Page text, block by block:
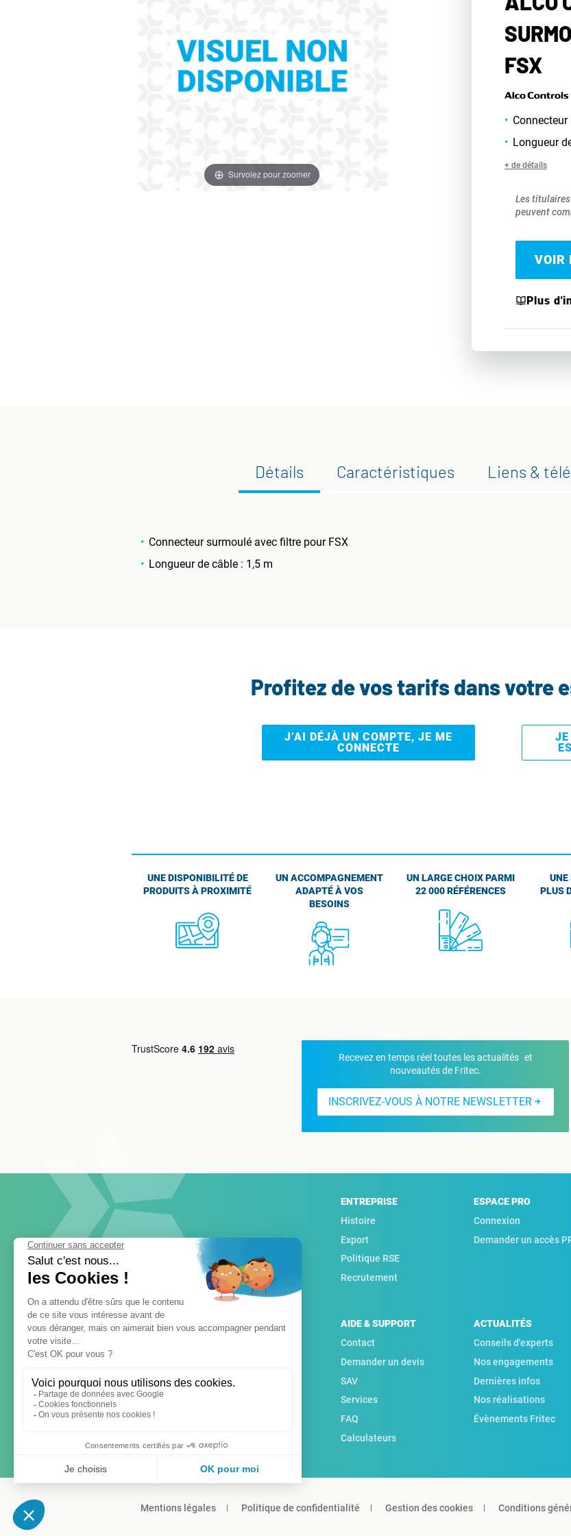
Survolez pour zoomer
FSX
Longueur
+ de détails
Les
peuvent
VOIR
Plus
Détails Caractéristiques Liens &
Connecteur surmoulé avec filtre pour FSX
Longueur de câble : 1,5 m
Profitez de vos tarifs dans votre
J’AI DÉJÀ UN COMPTE, JE ME
CONNECTE
JE
UNE DISPONIBILITÉ DE
PRODUITS À PROXIMITÉ
UN ACCOMPAGNEMENT
ADAPTÉ À VOS
BESOINS
UN LARGE CHOIX PARMI
22 000 RÉFÉRENCES
UNE
PLUS
Recevez en temps réel toutes les actualités et
nouveautés de Fritec.
INSCRIVEZ-VOUS À NOTRE NEWSLETTER
ENTREPRISE
Histoire
Export
Politique RSE
Recrutement
ESPACE PRO
Connexion
Demander un accès
AIDE & SUPPORT
Contact
Demander un devis
SAV
Services
FAQ
Calculateurs
ACTUALITÉS
Conseils d'experts
Nos engagements
Dernières infos
Nos réalisations
Évènements Fritec
Mentions légales Politique de confidentialité Gestion des cookies Conditions